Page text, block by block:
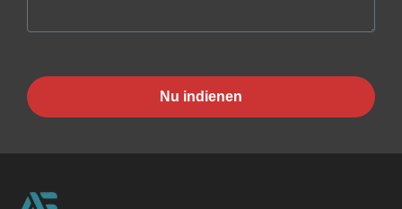
Nu indienen